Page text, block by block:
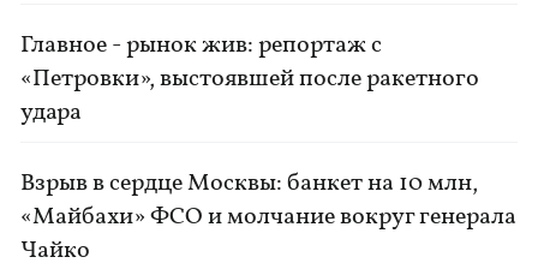
Главное - рынок жив: репортаж с
«Петровки», выстоявшей после ракетного
удара
Взрыв в сердце Москвы: банкет на 10 млн,
«Майбахи» ФСО и молчание вокруг генерала
Чайко